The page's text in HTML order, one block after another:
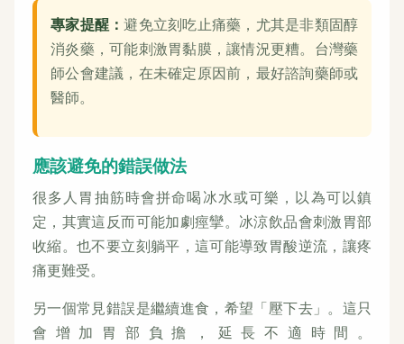
專家提醒：避免立刻吃止痛藥，尤其是非類固醇
消炎藥，可能刺激胃黏膜，讓情況更糟。台灣藥
師公會建議，在未確定原因前，最好諮詢藥師或
醫師。
應該避免的錯誤做法
很多人胃抽筋時會拼命喝冰水或可樂，以為可以鎮
定，其實這反而可能加劇痙攣。冰涼飲品會刺激胃部
收縮。也不要立刻躺平，這可能導致胃酸逆流，讓疼
痛更難受。
另一個常見錯誤是繼續進食，希望「壓下去」。這只
會增加胃部負擔，延長不適時間。